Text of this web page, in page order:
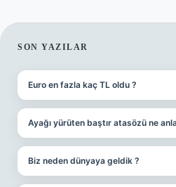
SIDEBAR
SON YAZILAR
Euro en fazla kaç TL oldu ?
Ayağı yürüten baştır atasözü ne
Biz neden dünyaya geldik ?